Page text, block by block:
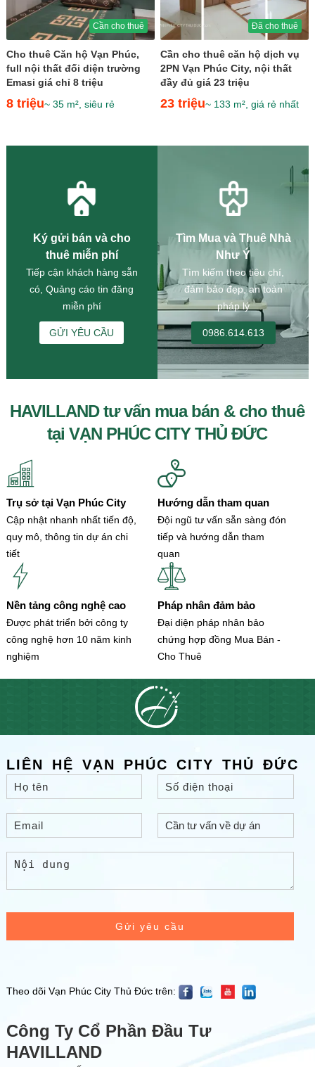
Cần cho thuê
Cho thuê Căn hộ Vạn Phúc,
full nội thất đối diện trường
Emasi giá chỉ 8 triệu
8 triệu~ 35 m², siêu rẻ
Đã cho thuê
Cần cho thuê căn hộ dịch vụ
2PN Vạn Phúc City, nội thất
đầy đủ giá 23 triệu
23 triệu~ 133 m², giá rẻ nhất
Ký gửi bán và cho
thuê miễn phí
Tiếp cận khách hàng sẵn
có, Quảng cáo tin đăng
miễn phí
GỬI YÊU CẦU
Tìm Mua và Thuê Nhà
Như Ý
Tìm kiếm theo tiêu chí,
đảm bảo đẹp, an toàn
pháp lý
0986.614.613
HAVILLAND tư vấn mua bán & cho thuê
tại VẠN PHÚC CITY THỦ ĐỨC
Trụ sở tại Vạn Phúc City
Cập nhật nhanh nhất tiến độ,
quy mô, thông tin dự án chi
tiết
Hướng dẫn tham quan
Đội ngũ tư vấn sẵn sàng đón
tiếp và hướng dẫn tham
quan
Nền tảng công nghệ cao
Được phát triển bởi công ty
công nghệ hơn 10 năm kinh
nghiệm
Pháp nhân đảm bảo
Đại diện pháp nhân bảo
chứng hợp đồng Mua Bán -
Cho Thuê
LIÊN HỆ VẠN PHÚC CITY THỦ ĐỨC
Gửi yêu cầu
Theo dõi Vạn Phúc City Thủ Đức trên:
Công Ty Cổ Phần Đầu Tư
HAVILLAND